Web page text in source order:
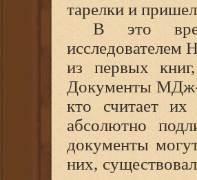
тарелки и
В это
из первых
Документы
кто считает
абсолютно
документы
них,